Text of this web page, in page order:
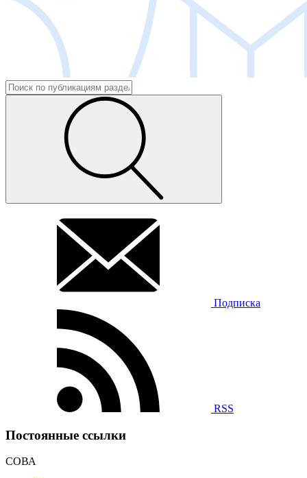
Подписка
RSS
Постоянные ссылки
СОВА